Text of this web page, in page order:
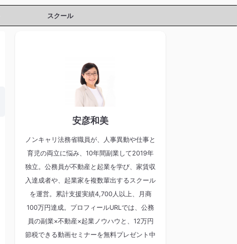
スクール
安彦和美
ノンキャリ法務省職員が、人事異動や仕事と
育児の両立に悩み、10年間副業して2019年
独立。公務員が不動産と起業を学び、家賃収
入達成者や、起業家を複数輩出するスクール
を運営。累計支援実績4,700人以上、月商
100万円達成。プロフィールURLでは、公務
員の副業×不動産×起業ノウハウと、12万円
節税できる動画セミナーを無料プレゼント中